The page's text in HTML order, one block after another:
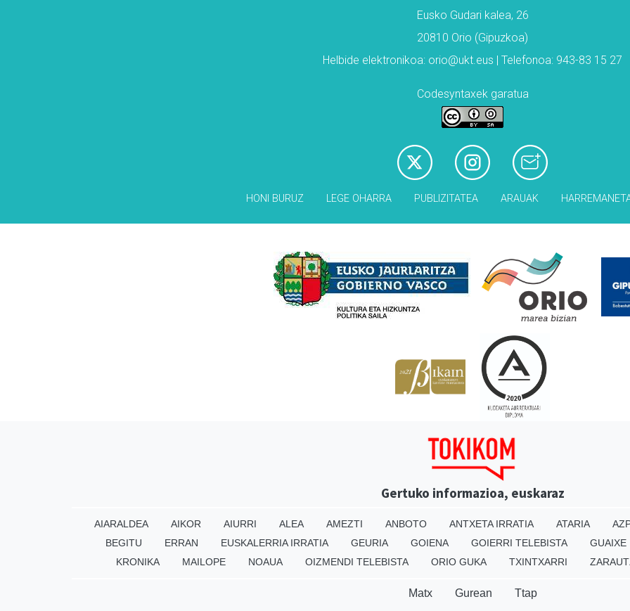
Eusko Gudari kalea, 26
20810 Orio (Gipuzkoa)
Helbide elektronikoa: orio@ukt.eus | Telefonoa: 943-83 15 27
Codesyntaxek garatua
HONI BURUZ LEGE OHARRA PUBLIZITATEA ARAUAK
Gertuko informazioa, euskaraz
AIARALDEA AIKOR AIURRI ALEA AMEZTI ANBOTO ANTXETA IRRATIA ATARIA
BEGITU
ERRAN EUSKALERRIA IRRATIA GEURIA GOIENA GOIERRI TELEBISTA
GUAIXE
KRONIKA
MAILOPE NOAUA OIZMENDI TELEBISTA ORIO GUKA TXINTXARRI
Matx Gurean Ttap